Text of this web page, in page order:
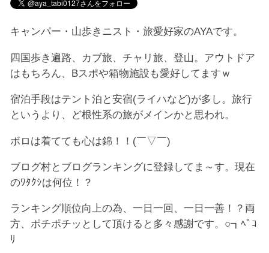
キャンパー・山歩きニスト・旅愛好家のAYAです。
四国歩き遍路、カブ旅、チャリ旅、登山。アウトドア
はもちろん、Bスポや箱物施設も愛好してますｗ
宿泊手段はテント泊と安宿(ライハなど)が多し。旅行
というより、ど根性系の旅がメインかと思われ。
ボロは着てても心は錦！！(￣▽￣)
ブログ村とブログランキングに登録してま～す。現在
のﾜﾀｸｼは何位！？
ランキング順位向上の為、一日一回、一日一善！？両
方、ポチポチッとして頂けると多々感謝です。○┓ﾍﾟｺ
ﾘ